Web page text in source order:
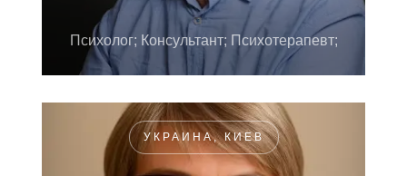
Психолог; Консультант; Психотерапевт;
УКРАИНА, КИЕВ